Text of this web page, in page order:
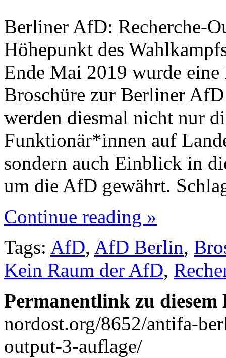
Berliner AfD: Recherche-
Höhepunkt des
Ende Mai 2019 wurde eine
Broschüre zur Berliner
werden diesmal nicht nur
Funktionär*innen auf
sondern auch Einblick in
um die AfD gewährt.
Continue reading »
Tags: AfD, AfD Berlin,
Kein Raum der AfD,
Permanentlink zu
nordost.org/8652/antifa-
output-3-auflage/